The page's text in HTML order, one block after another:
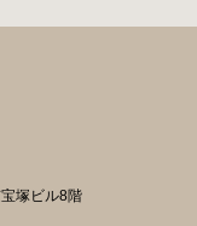
塚ビル8階